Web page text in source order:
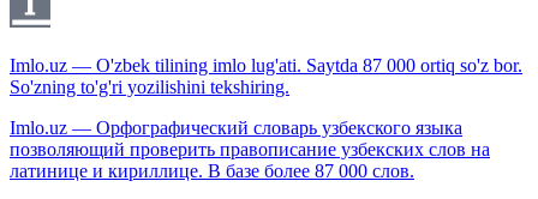
Imlo.uz — O'zbek tilining imlo lug'ati. Saytda 87 000 ortiq so'z bor.
So'zning to'g'ri yozilishini tekshiring.
Imlo.uz — Орфографический словарь узбекского языка
позволяющий проверить правописание узбекских слов на
латинице и кириллице. В базе более 87 000 слов.